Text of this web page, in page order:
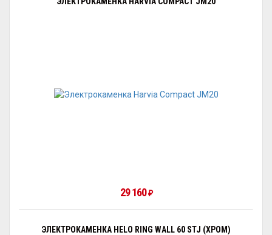
29 160 ₽
ЭЛЕКТРОКАМЕНКА HELO RING WALL 60 STJ (ХРОМ)